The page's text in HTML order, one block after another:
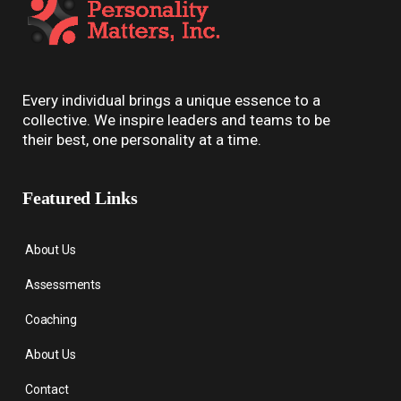
Every individual brings a unique essence to a
collective. We inspire leaders and teams to be
their best, one personality at a time.
Featured Links
About Us
Assessments
Coaching
About Us
Contact